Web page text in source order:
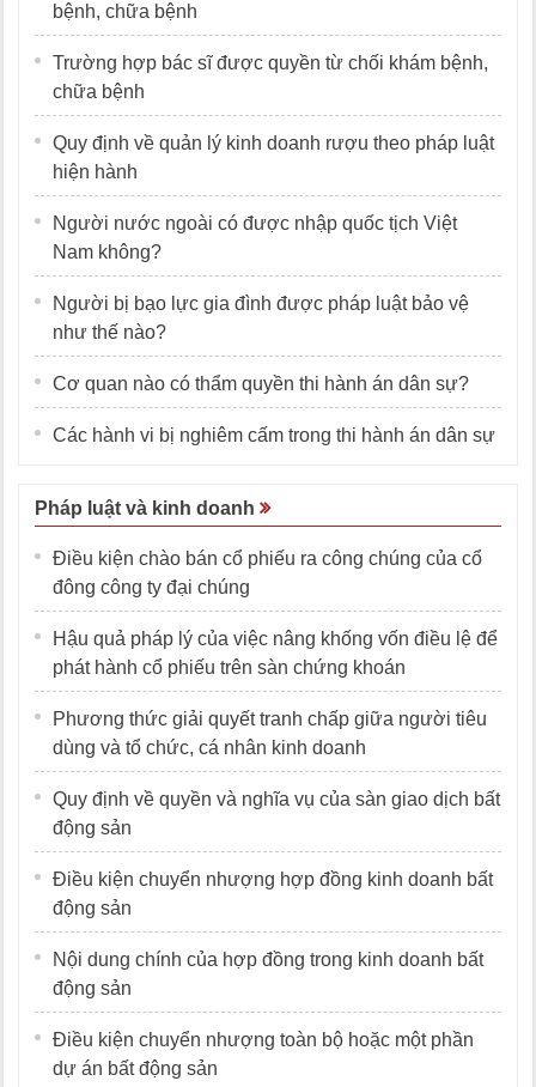
bệnh, chữa bệnh
Trường hợp bác sĩ được quyền từ chối khám bệnh,
chữa bệnh
Quy định về quản lý kinh doanh rượu theo pháp luật
hiện hành
Người nước ngoài có được nhập quốc tịch Việt
Nam không?
Người bị bạo lực gia đình được pháp luật bảo vệ
như thế nào?
Cơ quan nào có thẩm quyền thi hành án dân sự?
Các hành vi bị nghiêm cấm trong thi hành án dân sự
Pháp luật và kinh doanh
Điều kiện chào bán cổ phiếu ra công chúng của cổ
đông công ty đại chúng
Hậu quả pháp lý của việc nâng khống vốn điều lệ để
phát hành cổ phiếu trên sàn chứng khoán
Phương thức giải quyết tranh chấp giữa người tiêu
dùng và tổ chức, cá nhân kinh doanh
Quy định về quyền và nghĩa vụ của sàn giao dịch bất
động sản
Điều kiện chuyển nhượng hợp đồng kinh doanh bất
động sản
Nội dung chính của hợp đồng trong kinh doanh bất
động sản
Điều kiện chuyển nhượng toàn bộ hoặc một phần
dự án bất động sản